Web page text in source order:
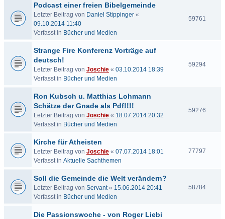
Podcast einer freien Bibelgemeinde
Letzter Beitrag von Daniel Stippinger «
09.10.2014 11:40
Verfasst in Bücher und Medien
59761
Strange Fire Konferenz Vorträge auf
deutsch!
Letzter Beitrag von Joschie « 03.10.2014 18:39
Verfasst in Bücher und Medien
59294
Ron Kubsch u. Matthias Lohmann
Schätze der Gnade als Pdf!!!!
Letzter Beitrag von Joschie « 18.07.2014 20:32
Verfasst in Bücher und Medien
59276
Kirche für Atheisten
Letzter Beitrag von Joschie « 07.07.2014 18:01
Verfasst in Aktuelle Sachthemen
77797
Soll die Gemeinde die Welt verändern?
Letzter Beitrag von Servant« 15.06.2014 20:41
Verfasst in Bücher und Medien
58784
Die Passionswoche - von Roger Liebi